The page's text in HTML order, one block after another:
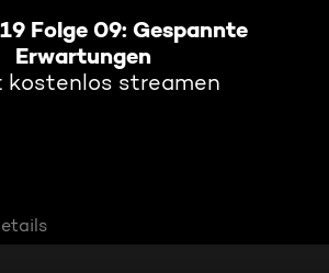
Folge 09: Gespannte
Erwartungen
streamen